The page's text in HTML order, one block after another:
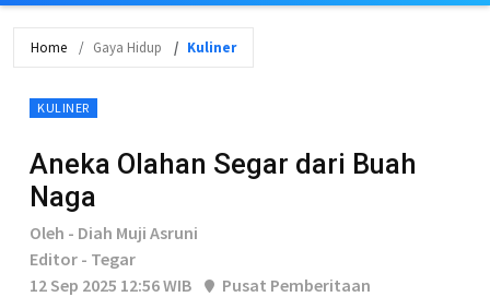
Home Gaya Hidup Kuliner
KULINER
Aneka Olahan Segar dari Buah
Naga
Oleh - Diah Muji Asruni
Editor - Tegar
12 Sep 2025 12:56 WIB
Pusat Pemberitaan